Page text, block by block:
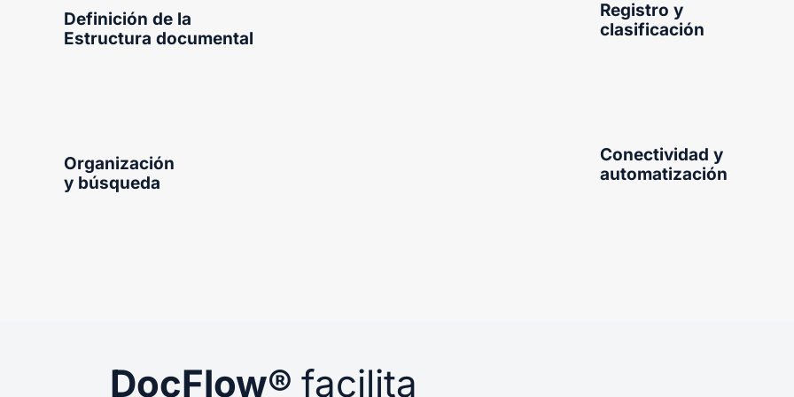
Definición de la
Estructura documental
Registro y
clasificación
Organización
y búsqueda
Conectividad y
automatización
DocFlow® facilita